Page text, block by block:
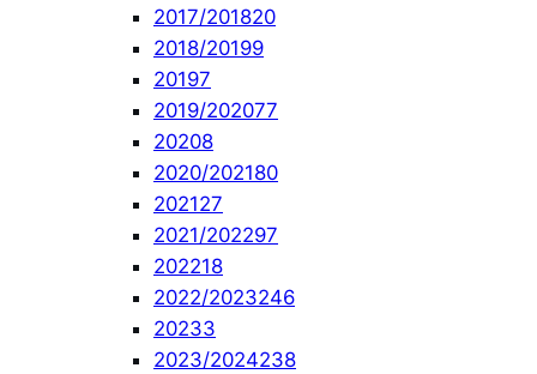
2017/201820
2018/20199
20197
2019/202077
20208
2020/202180
202127
2021/202297
202218
2022/2023246
20233
2023/2024238